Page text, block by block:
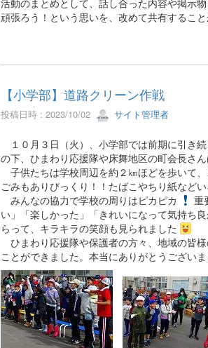
頑張ろう！という思いを、改めて共有すること
【小学部】道路クリーン作戦
投稿日時 : 2023/10/02 サイト管理者
１０月３日（火）、小学部では前期に引き
の下、ひまわり応援隊や床舞地区の町会長さ
子供たちは学校周辺を約２㎞ほどを歩いて
ごみもありびっくり！！たばこやちり紙など
みんなの協力で学校の周りはピカピカ
重
い」「楽しかった」「きれいになって気持ち
らって、キラキラの笑顔も見られました
ひまわり応援隊や保護者の方々、地域の皆
ことができました。本当にありがとうござい